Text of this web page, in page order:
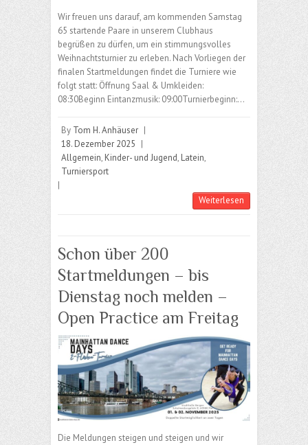
Wir freuen uns darauf, am kommenden Samstag
65 startende Paare in unserem Clubhaus
begrüßen zu dürfen, um ein stimmungsvolles
Weihnachtsturnier zu erleben. Nach Vorliegen der
finalen Startmeldungen findet die Turniere wie
folgt statt: Öffnung Saal & Umkleiden:
08:30Beginn Eintanzmusik: 09:00Turnierbeginn:…
By Tom H. Anhäuser |
18. Dezember 2025 |
Allgemein, Kinder- und Jugend, Latein,
Turniersport
|
Weiterlesen
Schon über 200
Startmeldungen – bis
Dienstag noch melden –
Open Practice am Freitag
Die Meldungen steigen und steigen und wir